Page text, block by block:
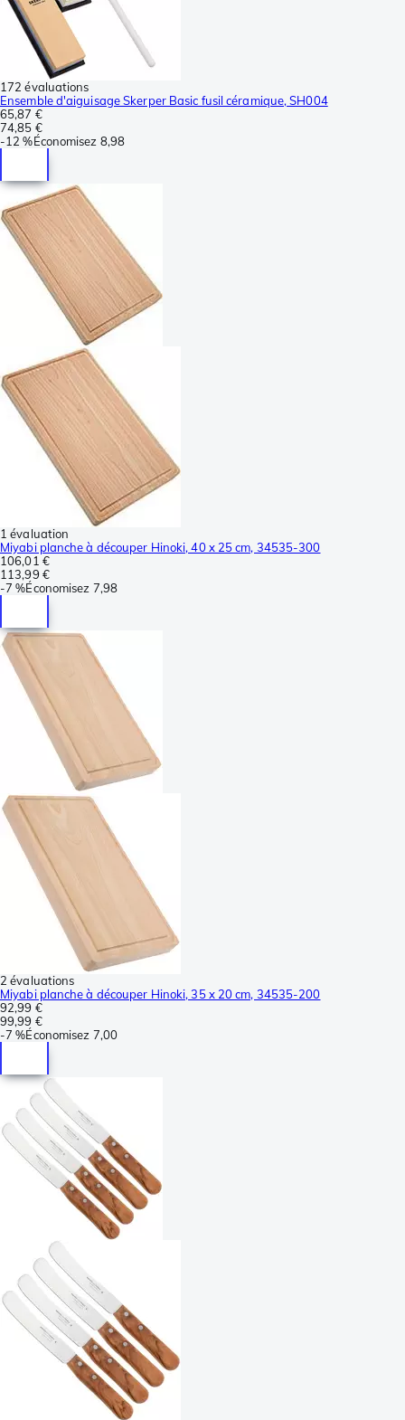
172 évaluations
Ensemble d'aiguisage Skerper Basic fusil céramique, SH004
65,87 €
74,85 €
-12 %Économisez 8,98
1 évaluation
Miyabi planche à découper Hinoki, 40 x 25 cm, 34535-300
106,01 €
113,99 €
-7 %Économisez 7,98
2 évaluations
Miyabi planche à découper Hinoki, 35 x 20 cm, 34535-200
92,99 €
99,99 €
-7 %Économisez 7,00